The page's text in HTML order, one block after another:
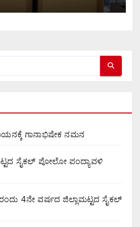
ಗಾನಾಭಿಷೇಕ ನಮನ
ಸೈಕಲ್ ಪೋಲೋ ಪಂದ್ಯಾವಳಿ
4ನೇ ವರ್ಷದ ಜಿಲ್ಲಾಮಟ್ಟದ ಸೈಕಲ್